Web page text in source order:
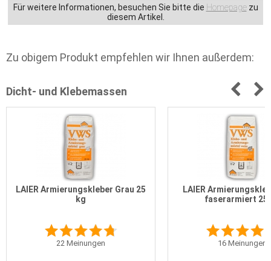
Für weitere Informationen, besuchen Sie bitte die Homepagezu
diesem Artikel.
Zu obigem Produkt empfehlen wir Ihnen außerdem:
Dicht- und Klebemassen
LAIER Armierungskleber Grau 25
kg
22 Meinungen
LAIER
faserarmiert 25
16 Meinungen